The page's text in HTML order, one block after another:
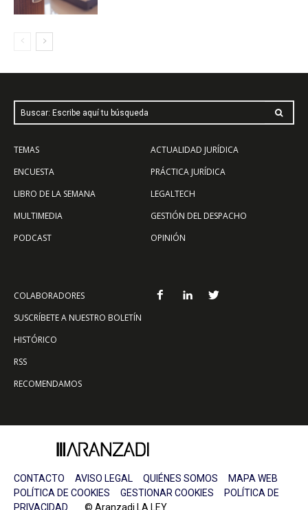
Buscar: Escribe aquí tu búsqueda
TEMAS
ENCUESTA
LIBRO DE LA SEMANA
MULTIMEDIA
PODCAST
ACTUALIDAD JURÍDICA
PRÁCTICA JURÍDICA
LEGALTECH
GESTIÓN DEL DESPACHO
OPINIÓN
COLABORADORES
SUSCRÍBETE A NUESTRO BOLETÍN
HISTÓRICO
RSS
RECOMENDAMOS
CONTACTO AVISO LEGAL QUIÉNES SOMOS
MAPA WEB
POLÍTICA DE COOKIES
GESTIONAR COOKIES
POLÍTICA DE
PRIVACIDAD © Aranzadi LA LEY